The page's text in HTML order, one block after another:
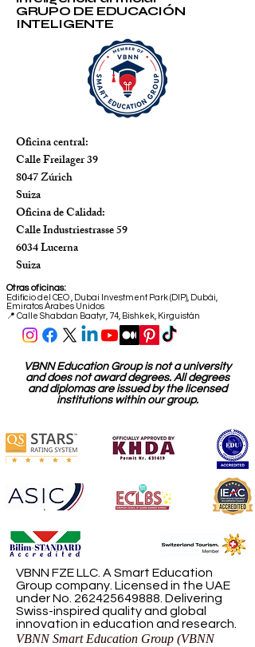
GRUPO DE EDUCACIÓN
INTELIGENTE
Oficina central:
Calle Freilager 39
8047 Zúrich
Suiza
Oficina de Calidad:
Calle Industriestrasse 59
6034 Lucerna
Suiza
Otras oficinas:
Edificio del CEO, Dubai Investment Park (DIP), Dubái,
Emiratos Árabes Unidos
📍 Calle Shabdan Baatyr, 74, Bishkek, Kirguistán
VBNN Education Group is not a university
and does not award degrees. All degrees
and diplomas are issued by the licensed
institutions within our group.
VBNN FZE LLC. A Smart Education
Group company. Licensed in the UAE
under No. 262425649888. Delivering
Swiss-inspired quality and global
innovation in education and research.
VBNN Smart Education Group (VBNN